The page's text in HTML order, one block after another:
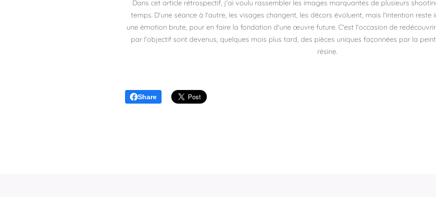
Dans cet article rétrospectif, j'ai voulu rassembler les images marquantes de plusieurs
temps. D'une séance à l'autre, les visages changent, les décors évoluent, mais l'intention reste
une émotion brute, pour en faire la fondation d'une œuvre future. C'est l'occasion de
par l'objectif sont devenus, quelques mois plus tard, des pièces uniques façonnées par la
résine.
Share